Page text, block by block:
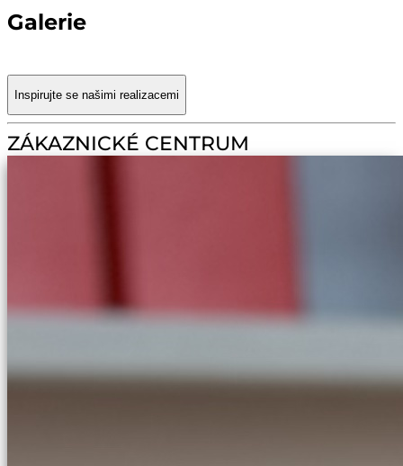
Galerie
Inspirujte se našimi realizacemi
ZÁKAZNICKÉ CENTRUM